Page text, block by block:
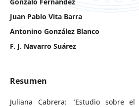
Juan Pablo Vita Barra
Antonino González Blanco
F. J. Navarro Suárez
Resumen
Juliana Cabrera: "Estudio sobre